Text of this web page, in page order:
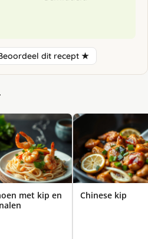
dit recept ★
met kip en
Chinese kip